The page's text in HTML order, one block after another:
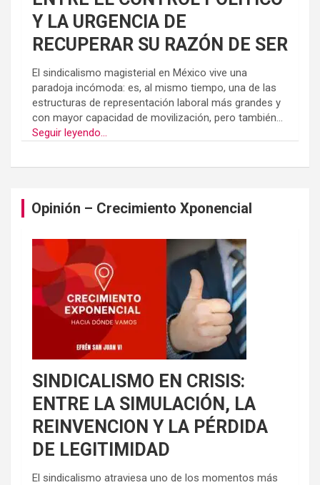
Y LA URGENCIA DE
RECUPERAR SU RAZÓN DE SER
El sindicalismo magisterial en México vive una
paradoja incómoda: es, al mismo tiempo, una de las
estructuras de representación laboral más grandes y
con mayor capacidad de movilización, pero también...
Seguir leyendo...
Opinión – Crecimiento Xponencial
SINDICALISMO EN CRISIS:
ENTRE LA SIMULACIÓN, LA
REINVENCION Y LA PÉRDIDA
DE LEGITIMIDAD
El sindicalismo atraviesa uno de los momentos más